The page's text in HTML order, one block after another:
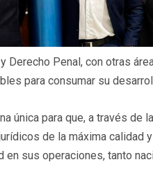
Derecho Penal, con otras
para consumar su
única para que, a través de
de la máxima calidad
en sus operaciones, tanto